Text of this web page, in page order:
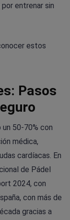
entrenar sin
estos
Pasos
50-70% con
médica,
cardíacas. En
de Pádel
2024, con
con más de
gracias a